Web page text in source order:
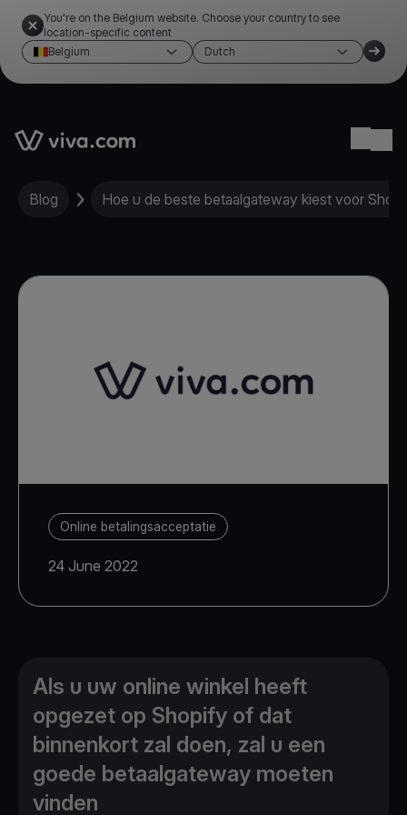
You're on the Belgium website. Choose your country to see
location-specific content
Belgium
Dutch
Link to the homepage
Blog Hoe u de beste betaalgateway kiest voor
Online betalingsacceptatie
24 June 2022
Als u uw online winkel heeft
opgezet op Shopify of dat
binnenkort zal doen, zal u een
goede betaalgateway moeten
vinden